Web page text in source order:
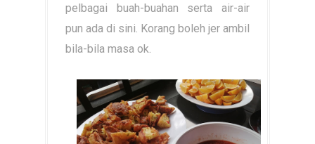
pelbagai buah-buahan serta air-air
pun ada di sini. Korang boleh jer ambil
bila-bila masa ok.